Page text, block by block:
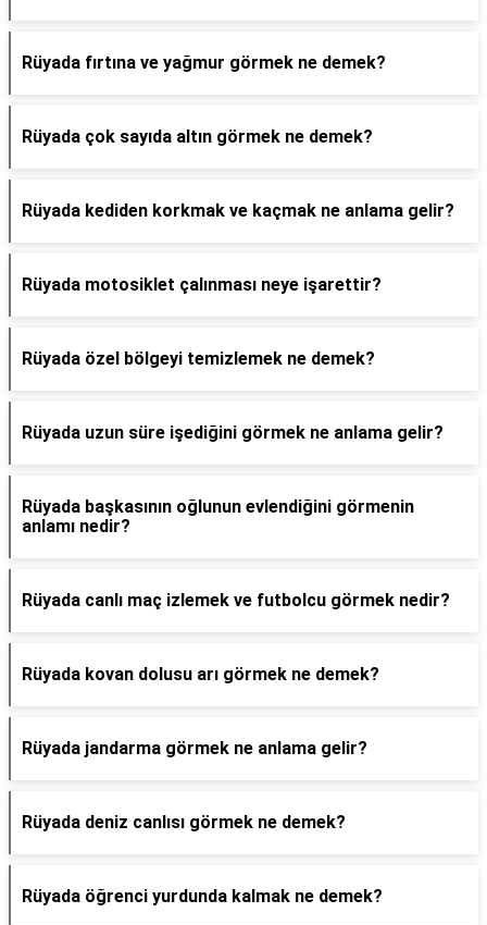
Rüyada fırtına ve yağmur görmek ne demek?
Rüyada çok sayıda altın görmek ne demek?
Rüyada kediden korkmak ve kaçmak ne anlama gelir?
Rüyada motosiklet çalınması neye işarettir?
Rüyada özel bölgeyi temizlemek ne demek?
Rüyada uzun süre işediğini görmek ne anlama gelir?
Rüyada başkasının oğlunun evlendiğini görmenin
anlamı nedir?
Rüyada canlı maç izlemek ve futbolcu görmek nedir?
Rüyada kovan dolusu arı görmek ne demek?
Rüyada jandarma görmek ne anlama gelir?
Rüyada deniz canlısı görmek ne demek?
Rüyada öğrenci yurdunda kalmak ne demek?